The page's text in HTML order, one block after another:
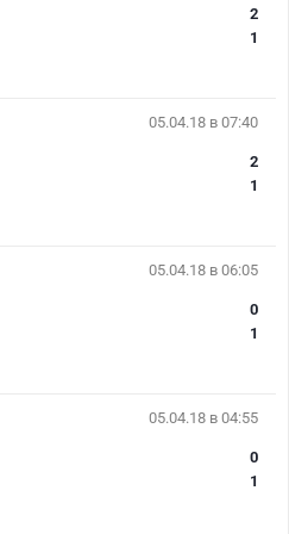
2
1
05.04.18 в 07:40
2
1
05.04.18 в 06:05
0
1
05.04.18 в 04:55
0
1